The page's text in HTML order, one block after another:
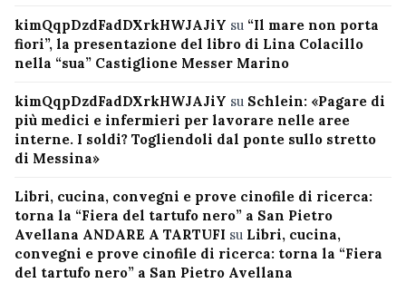
kimQqpDzdFadDXrkHWJAJiY su “Il mare non porta
fiori”, la presentazione del libro di Lina Colacillo
nella “sua” Castiglione Messer Marino
kimQqpDzdFadDXrkHWJAJiY su Schlein: «Pagare di
più medici e infermieri per lavorare nelle aree
interne. I soldi? Togliendoli dal ponte sullo stretto
di Messina»
Libri, cucina, convegni e prove cinofile di ricerca:
torna la “Fiera del tartufo nero” a San Pietro
Avellana ANDARE A TARTUFI su Libri, cucina,
convegni e prove cinofile di ricerca: torna la “Fiera
del tartufo nero” a San Pietro Avellana